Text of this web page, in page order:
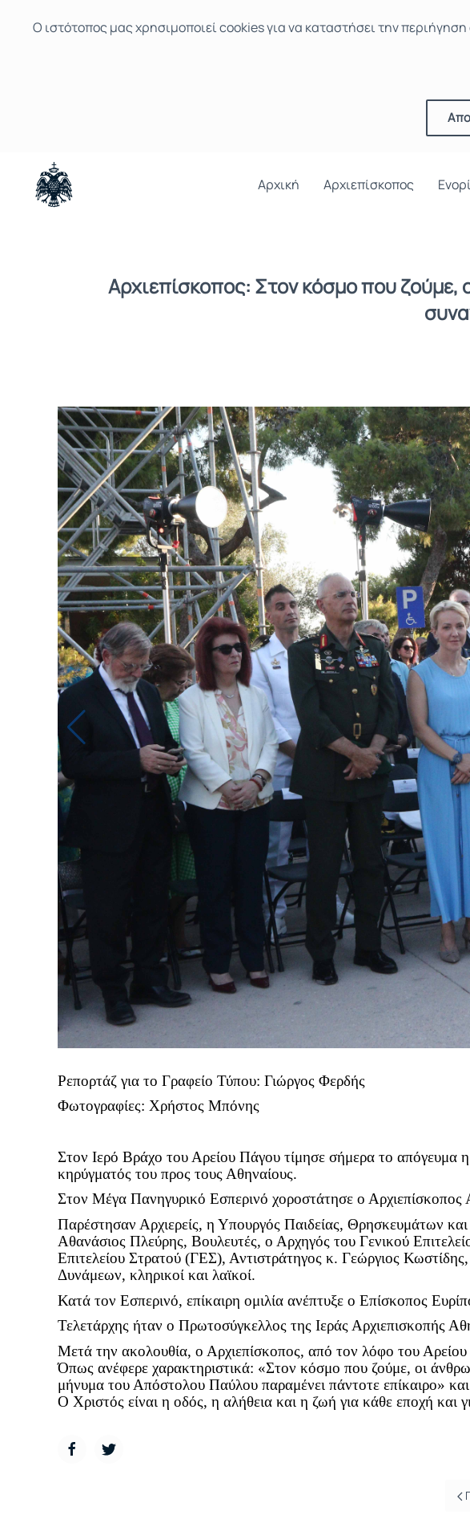
Ο ιστότοπoς μας χρησιμοποιεί cookies για να καταστήσει την
Αρχική Αρχιεπίσκοπος
Αρχιεπίσκοπος: Στον κόσμο που ζούμε,
Ρεπορτάζ για το Γραφείο Τύπου: Γιώργος Φερδής
Φωτογραφίες: Χρήστος Μπόνης
Στον Ιερό Βράχο του Αρείου Πάγου τίμησε σήμερα το
κηρύγματός του προς τους Αθηναίους.
Στον Μέγα Πανηγυρικό Εσπερινό χοροστάτησε ο
Παρέστησαν Αρχιερείς, η Υπουργός Παιδείας, Θρησκευμάτων
Αθανάσιος Πλεύρης, Βουλευτές, ο Αρχηγός του Γενικού
Επιτελείου Στρατού (ΓΕΣ), Αντιστράτηγος κ. Γεώργιος
Δυνάμεων, κληρικοί και λαϊκοί.
Κατά τον Εσπερινό, επίκαιρη ομιλία ανέπτυξε ο Επίσκοπος
Τελετάρχης ήταν ο Πρωτοσύγκελλος της Ιεράς Αρχιεπισκοπής
Μετά την ακολουθία, ο Αρχιεπίσκοπος, από τον λόφο του
Όπως ανέφερε χαρακτηριστικά: «Στον κόσμο που ζούμε, οι
μήνυμα του Απόστολου Παύλου παραμένει πάντοτε επίκαιρο»
Ο Χριστός είναι η οδός, η αλήθεια και η ζωή για κάθε εποχή και